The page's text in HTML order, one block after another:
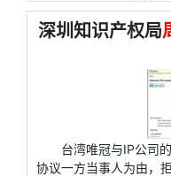
深圳知识产权局
台湾唯冠与IP公司
协议一方当事人为由，